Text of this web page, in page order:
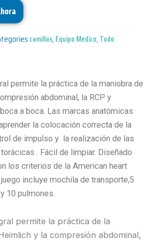
camillas, Equipo Medico, Todo
permite la práctica de la maniobra de
abdominal, la RCP y
a boca. Las marcas anatómicas
la colocación correcta de la
de impulso y la realización de las
. Fácil de limpiar. Diseñado
los criterios de la American heart
incluye mochila de transporte,5
10 pulmones.
permite la práctica de la
y la compresión abdominal,